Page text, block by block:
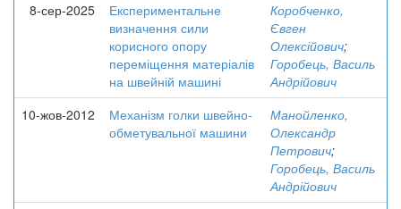
8-сер-2025
Експериментальне
визначення сили
корисного опору
переміщення матеріалів
на швейній машині
Коробченко,
Євген
Олексійович;
Горобець, Василь
Андрійович
10-жов-2012
Механізм голки швейно-
обметувальної машини
Манойленко,
Олександр
Петрович;
Горобець, Василь
Андрійович